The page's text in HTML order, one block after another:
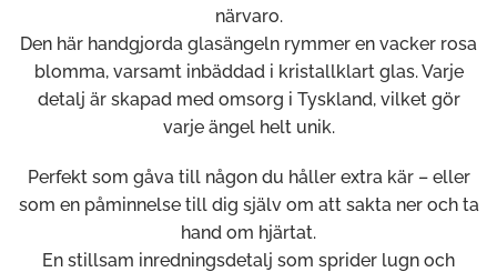
närvaro.
Den här handgjorda glasängeln rymmer en vacker rosa
blomma, varsamt inbäddad i kristallklart glas. Varje
detalj är skapad med omsorg i Tyskland, vilket gör
varje ängel helt unik.
Perfekt som gåva till någon du håller extra kär – eller
som en påminnelse till dig själv om att sakta ner och ta
hand om hjärtat.
En stillsam inredningsdetalj som sprider lugn och